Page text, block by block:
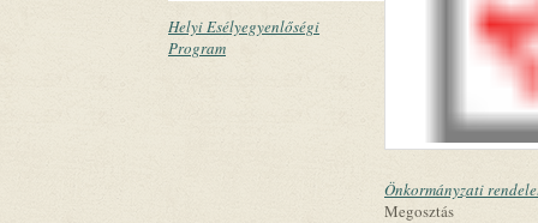
Helyi Esélyegyenlőségi
Program
Önkormányzati
Megosztás